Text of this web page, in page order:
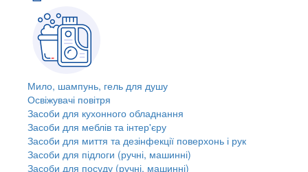
Мило, шампунь, гель для душу
Освіжувачі повітря
Засоби для кухонного обладнання
Засоби для меблів та інтер'єру
Засоби для миття та дезінфекції поверхонь і рук
Засоби для підлоги (ручні, машинні)
Засоби для посуду (ручні, машинні)